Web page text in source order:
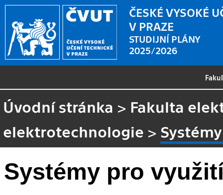
ČESKÉ VYSOKÉ
V PRAZE
STUDIJNÍ PLÁNY
2025/2026
Úvodní stránka > Fakulta
elektrotechnologie >
Systémy pro